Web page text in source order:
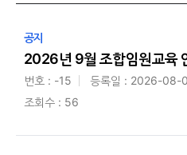
공지
2026년 9월 조합임원교육
번호 : -15 등록일 : 2026-08-
조회수 : 56